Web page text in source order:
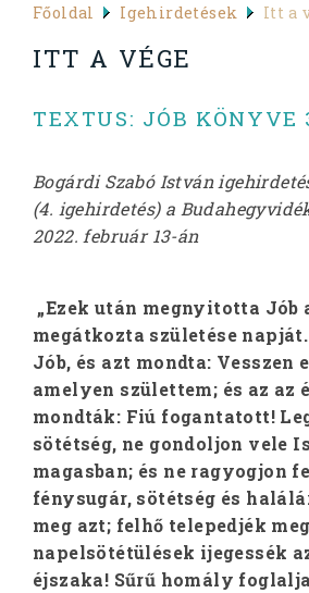
Főoldal Igehirdetések Itt a
ITT A VÉGE
TEXTUS: JÓB KÖNYVE
Bogárdi Szabó István
(4. igehirdetés) a
2022. február 13-án
„Ezek után megnyitotta Jób
megátkozta születése
Jób, és azt mondta: Vesszen
amelyen születtem; és az az
mondták: Fiú fogantatott!
sötétség, ne gondoljon vele
magasban; és ne ragyogjon
fénysugár, sötétség és
meg azt; felhő telepedjék
napelsötétülések ijegessék
éjszaka! Sűrű homály